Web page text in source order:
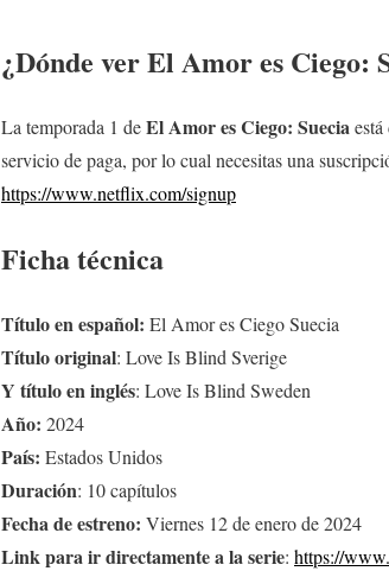
¿Dónde ver El Amor es Ciego:
La temporada 1 deEl Amor es Ciego: Suecia
servicio de paga, por lo cual necesitas una
https://www.netflix.com/signup
Ficha técnica
Título en español: El Amor es Ciego Suecia
Título original: Love Is Blind Sverige
Y título en inglés: Love Is Blind Sweden
Año: 2024
País: Estados Unidos
Duración: 10 capítulos
Fecha de estreno: Viernes 12 de enero de 2024
Link para ir directamente a la serie: https://